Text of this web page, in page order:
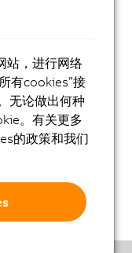
站，进行网络
有cookies”接
无论做出何种
。有关更多
的政策和我们